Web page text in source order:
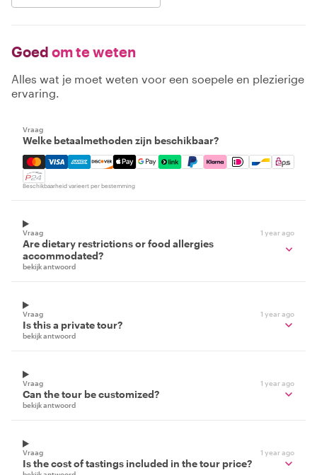
Goed om te weten
Alles wat je moet weten voor een soepele en plezierige
ervaring.
Vraag
Welke betaalmethoden zijn beschikbaar?
Mastercard, Visa, Amex, Discover, Apple Pay, Google
Beschikbaarheid varieert per bestemming
Vraag 1 year ago
Are dietary restrictions or food allergies
accommodated?
bekijk antwoord
Vraag 1 year ago
Is this a private tour?
bekijk antwoord
Vraag 1 year ago
Can the tour be customized?
bekijk antwoord
Vraag 1 year ago
Is the cost of tastings included in the tour price?